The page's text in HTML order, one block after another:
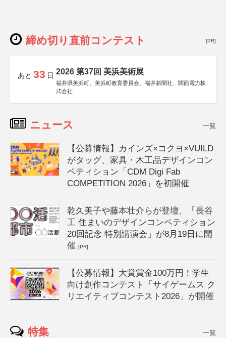
締め切り直前コンテスト [PR]
あと 33 日 2026 第37回 美浜美術展
福井県美浜町、美浜町教育委員会、福井新聞社、関西電力株
式会社
ニュース 一覧
【公募情報】カインズ×コクヨ×VUILD
がタッグ、家具・木工品デザインコン
ペティション「CDM Digi Fab
COMPETITION 2026」を初開催
乾久美子や藤本壮介らが登壇、「長谷
工 住まいのデザインコンペティション
20回記念 特別講演会」が8月19日に開
催[PR]
【公募情報】大賞賞金100万円！学生
向け創作コンテスト「サイゲームス ク
リエイティブコンテスト2026」が開催
特集 一覧